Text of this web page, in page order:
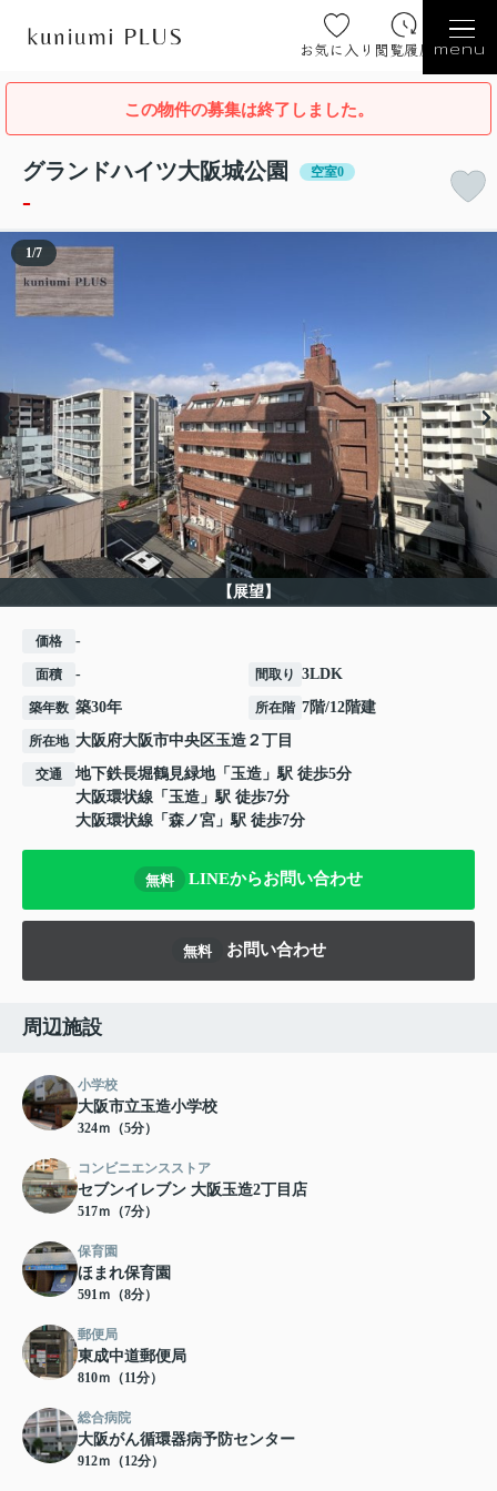
お気に入り 閲覧履歴 menu
この物件の募集は終了しました。
グランドハイツ大阪城公園 空室0
-
【展望】
1/7
価格 -
面積 - 間取り 3LDK
築年数 築30年 所在階 7階/12階建
所在地 大阪府大阪市中央区玉造 ２丁目
交通 地下鉄長堀鶴見緑地「 玉造 」駅 徒歩5分
大阪環状線 「 玉造 」駅 徒歩7分
大阪環状線 「 森ノ宮 」駅 徒歩7分
無料 LINEからお問い合わせ
無料 お問い合わせ
周辺施設
小学校
大阪市立玉造小学校
324ｍ（5分）
コンビニエンスストア
セブンイレブン 大阪玉造2丁目店
517ｍ（7分）
保育園
ほまれ保育園
591ｍ（8分）
郵便局
東成中道郵便局
810ｍ（11分）
総合病院
大阪がん循環器病予防センター
912ｍ（12分）